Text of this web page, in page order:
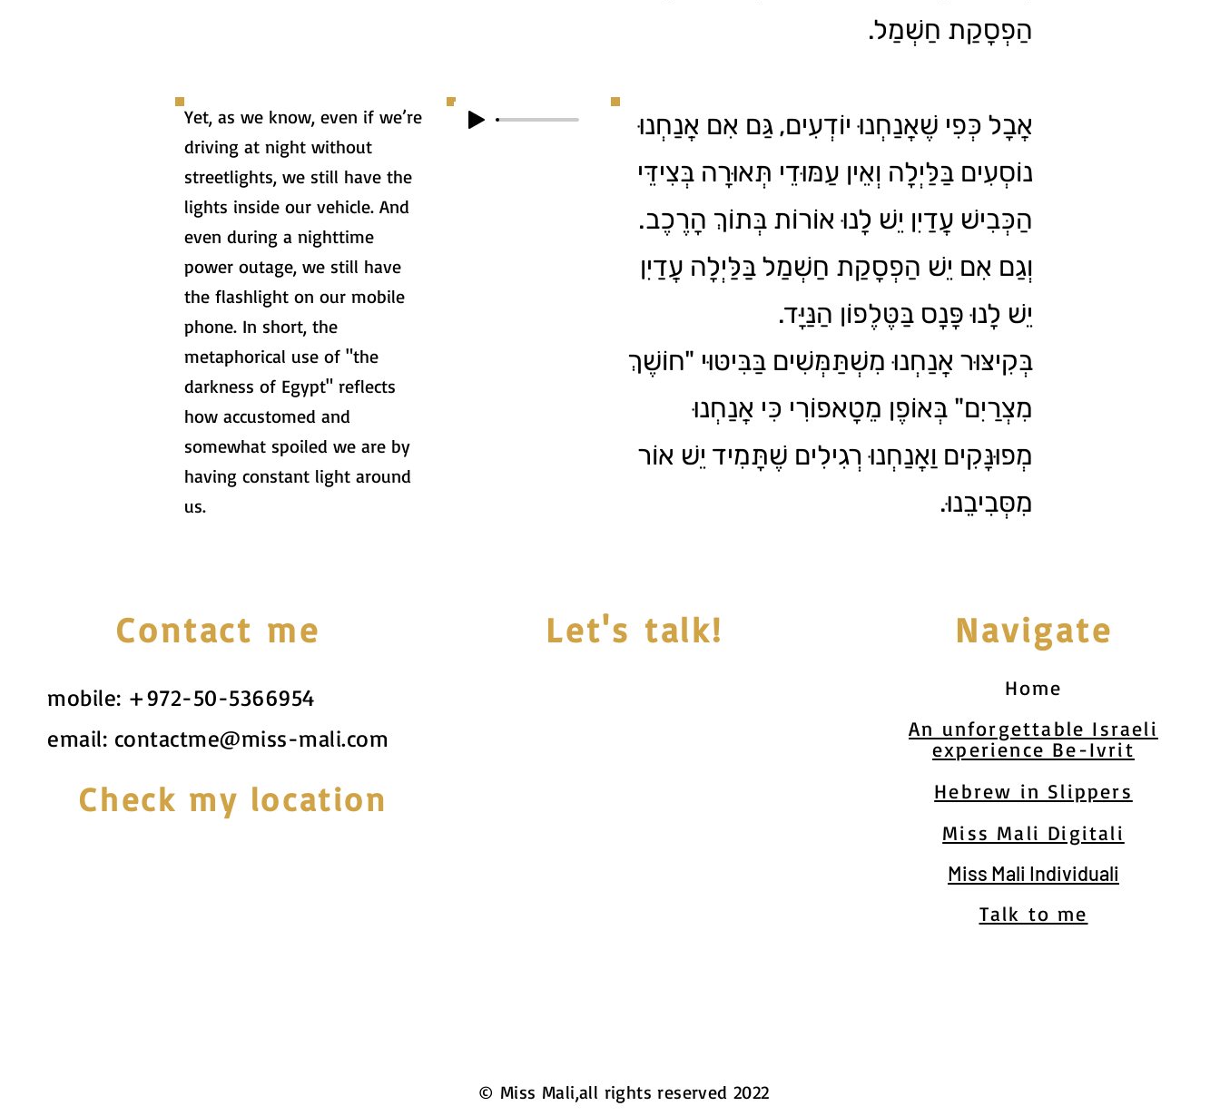
הַפְסָקַת חַשְׁמַל.
Yet, as we know, even if we’re
driving at night without
streetlights, we still have the
lights inside our vehicle. And
even during a nighttime
power outage, we still have
the flashlight on our mobile
phone. In short, the
metaphorical use of "the
darkness of Egypt" reflects
how accustomed and
somewhat spoiled we are by
having constant light around
us.
אֲבָל כְּפִי שֶׁאֲנַחְנוּ יוֹדְעִים, גַּם אִם אֲנַחְנוּ
נוֹסְעִים בַּלַּיְלָה וְאֵין עַמּוּדֵי תְּאוּרָה בְּצִידֵּי
הַכְּבִישׁ עֲדַיִן יֵשׁ לָנוּ אוֹרוֹת בְּתוֹךְ הָרֶכֶב.
וְגַם אִם יֵשׁ הַפְסָקַת חַשְׁמַל בַּלַּיְלָה עֲדַיִן
יֵשׁ לָנוּ פָּנָס בַּטֶּלֶפוֹן הַנַּיָּד.
בְּקִיצּוּר אֲנַחְנוּ מִשְׁתַּמְּשִׁים בַּבִּיטּוּי "חוֹשֶׁךְ
מִצְרַיִם" בְּאוֹפֶן מֵטָאפוֹרִי כִּי אֲנַחְנוּ
מְפוּנָּקִים וַאֲנַחְנוּ רְגִילִים שֶׁתָּמִיד יֵשׁ אוֹר
מִסְּבִיבֵנוּ.
Contact me
mobile: +972-50-5366954
email: contactme@miss-mali.com
Check my location
Let's talk! Navigate
Home
An unforgettable Israeli
experience Be-Ivrit
Hebrew in Slippers
Miss Mali Digitali
Miss Mali Individuali
Talk to me
© Miss Mali,all rights reserved 2022